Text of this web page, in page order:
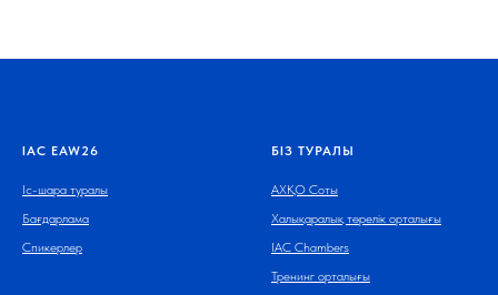
IAC EAW26
Іс-шара туралы
Бағдарлама
Спикерлер
БІЗ ТУРАЛЫ
АХҚО Соты
Халықаралық төрелік орталығы
IAC Chambers
Тренинг орталығы